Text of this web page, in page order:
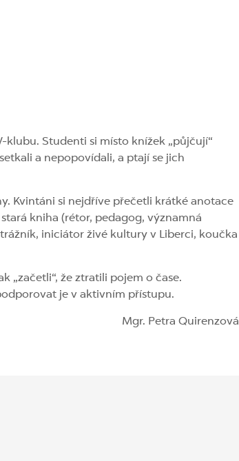
klubu. Studenti si místo knížek „půjčují“
a nepopovídali, a ptají se jich
Kvintáni si nejdříve přečetli krátké anotace
kniha (rétor, pedagog, významná
iniciátor živé kultury v Liberci, koučka
„začetli“, že ztratili pojem o čase.
je v aktivním přístupu.
Mgr. Petra Quirenzová